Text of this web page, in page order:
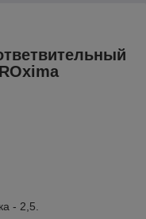
- 2,5.